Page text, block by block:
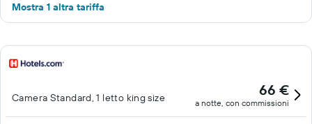
Mostra 1 altra tariffa
Camera Standard, 1 letto king size 66 €
a notte, con commissioni